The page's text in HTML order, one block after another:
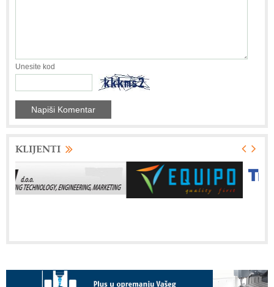
Unesite kod
KLIJENTI